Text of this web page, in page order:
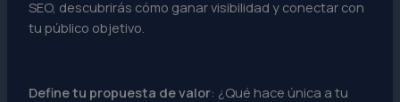
SEO, descubrirás cómo ganar visibilidad y conectar con
tu público objetivo.
Define tu propuesta de valor: ¿Qué hace única a tu